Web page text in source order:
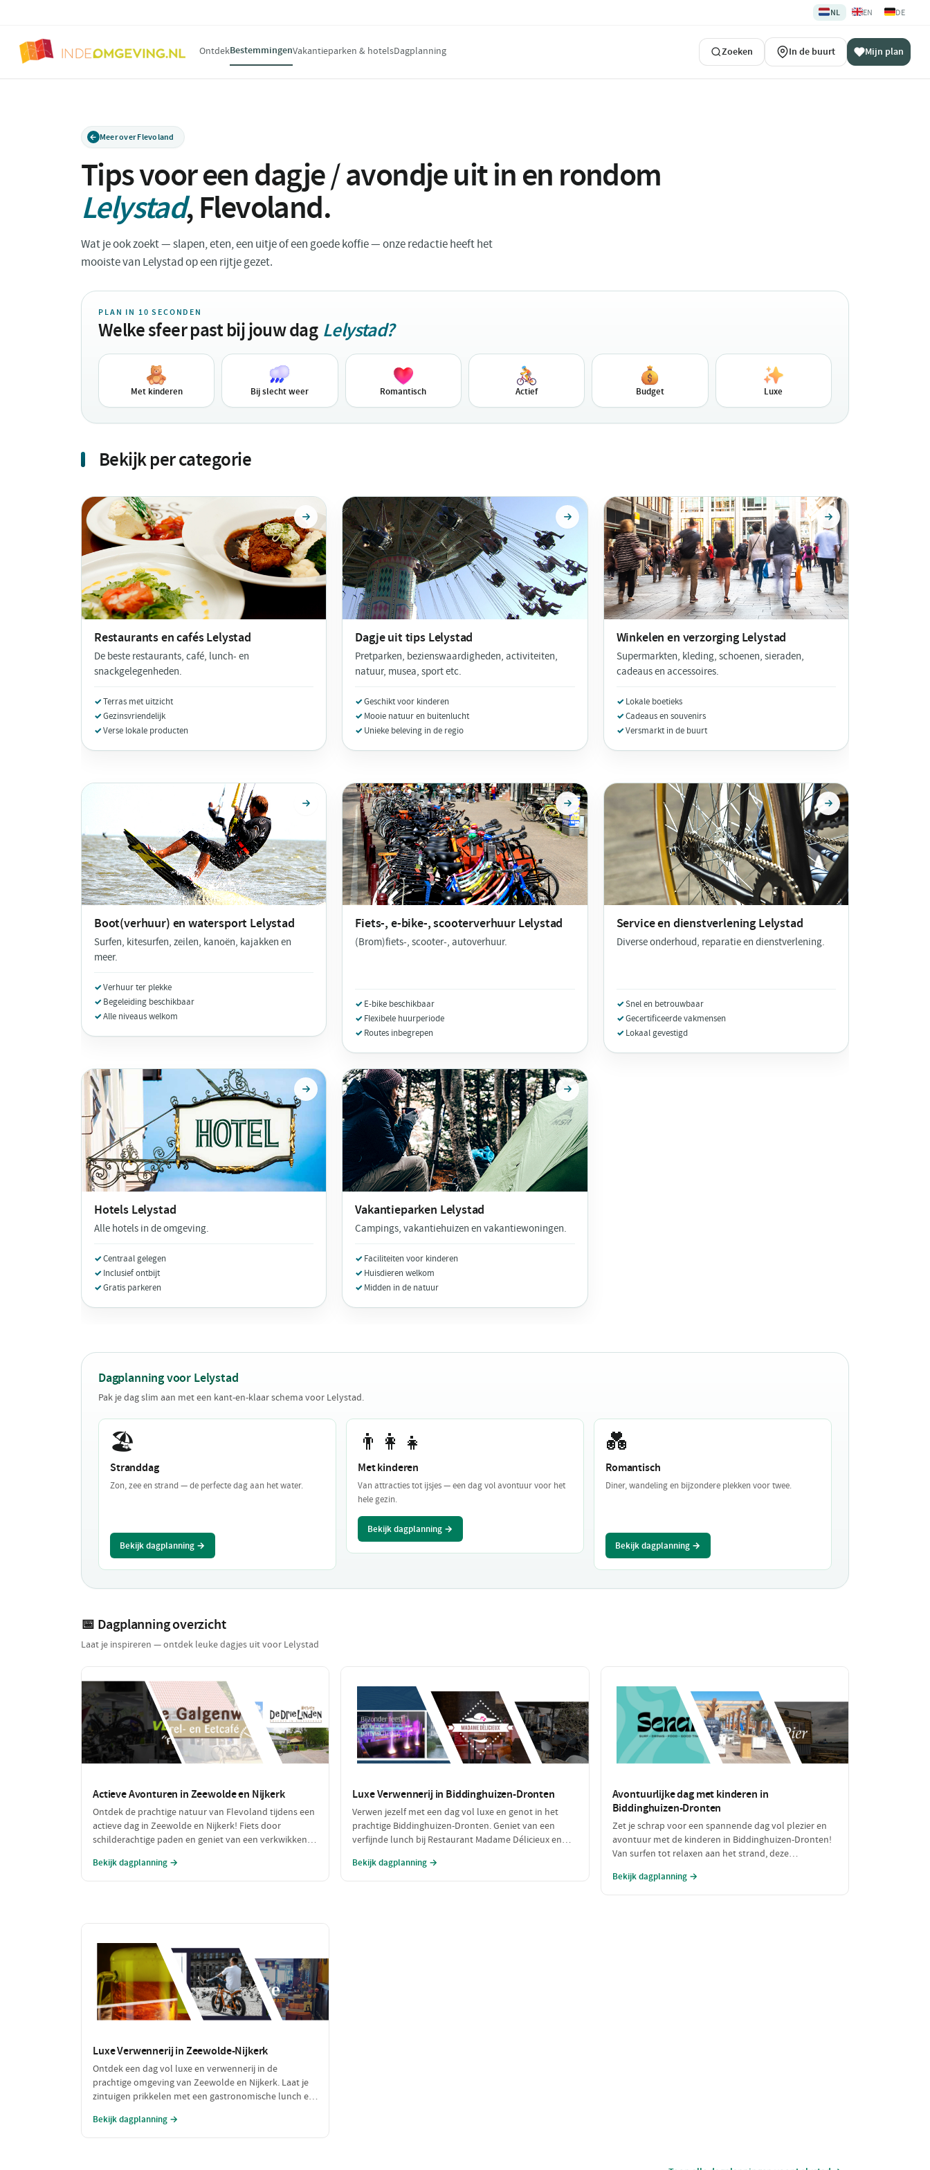
🇳🇱NL 🇬🇧EN 🇩🇪DE
OntdekBestemmingenVakantieparken & hotelsDagplanning Zoeken In de buurt Mijn plan
Meer over Flevoland
Tips voor een dagje / avondje uit in en rondom
Lelystad,Flevoland.
Wat je ook zoekt — slapen, eten, een uitje of een goede koffie — onze redactie heeft het
mooiste van Lelystad op een rijtje gezet.
PLAN IN 10 SECONDEN
Welke sfeer past bij jouw dag Lelystad?
Met kinderen Bij slecht weer Romantisch Actief Budget Luxe
Bekijk per categorie
Restaurants en cafésLelystad
De beste restaurants, café, lunch- en
snackgelegenheden.
Terras met uitzicht
Gezinsvriendelijk
Verse lokale producten
Dagje uit tips Lelystad
Pretparken, bezienswaardigheden, activiteiten,
natuur, musea, sport etc.
Geschikt voor kinderen
Mooie natuur en buitenlucht
Unieke beleving in de regio
Winkelen en verzorging Lelystad
Supermarkten, kleding, schoenen, sieraden,
cadeaus en accessoires.
Lokale boetieks
Cadeaus en souvenirs
Versmarkt in de buurt
Boot(verhuur) en watersport Lelystad
Surfen, kitesurfen, zeilen, kanoën, kajakken en
meer.
Verhuur ter plekke
Begeleiding beschikbaar
Alle niveaus welkom
Fiets-, e-bike-, scooterverhuur Lelystad
(Brom)fiets-, scooter-, autoverhuur.
E-bike beschikbaar
Flexibele huurperiode
Routes inbegrepen
Service en dienstverlening Lelystad
Diverse onderhoud, reparatie en dienstverlening.
Snel en betrouwbaar
Gecertificeerde vakmensen
Lokaal gevestigd
Hotels Lelystad
Alle hotels in de omgeving.
Centraal gelegen
Inclusief ontbijt
Gratis parkeren
Vakantieparken Lelystad
Campings, vakantiehuizen en vakantiewoningen.
Faciliteiten voor kinderen
Huisdieren welkom
Midden in de natuur
Dagplanning voor Lelystad
Pak je dag slim aan met een kant-en-klaar schema voor Lelystad.
🏖️
Stranddag
Zon, zee en strand — de perfecte dag aan het water.
Bekijk dagplanning →
👨‍👩‍👧
Met kinderen
Van attracties tot ijsjes — een dag vol avontuur voor het
hele gezin.
Bekijk dagplanning →
💑
Romantisch
Diner, wandeling en bijzondere plekken voor twee.
Bekijk dagplanning →
📅 Dagplanning overzicht
Laat je inspireren — ontdek leuke dagjes uit voor Lelystad
Actieve Avonturen in Zeewolde en Nijkerk
Ontdek de prachtige natuur van Flevoland tijdens een
actieve dag in Zeewolde en Nijkerk! Fiets door
schilderachtige paden en geniet van een verkwikkende
avonturiers die van beweging houden!
Bekijk dagplanning →
Luxe Verwennerij in Biddinghuizen-Dronten
Verwen jezelf met een dag vol luxe en genot in het
prachtige Biddinghuizen-Dronten. Geniet van een
verfijnde lunch bij Restaurant Madame Délicieux en
schitterende omgeving. Sluit je dag af met een culinair
Bekijk dagplanning →
Avontuurlijke dag met kinderen in
Biddinghuizen-Dronten
Zet je schrap voor een spannende dag vol plezier en
avontuur met de kinderen in Biddinghuizen-Dronten!
Van surfen tot relaxen aan het strand, deze
kinderen volop kunnen genieten van alles wat deze
Bekijk dagplanning →
Luxe Verwennerij in Zeewolde-Nijkerk
Ontdek een dag vol luxe en verwennerij in de
prachtige omgeving van Zeewolde en Nijkerk. Laat je
zintuigen prikkelen met een gastronomische lunch en
perfect om jezelf te omringen met luxe en comfort.
Bekijk dagplanning →